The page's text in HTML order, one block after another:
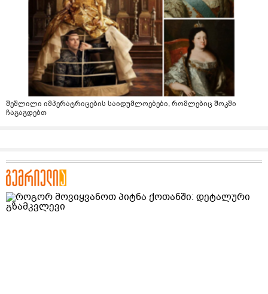
შეშლილი იმპერატრიცების საიდუმლოებები, რომლებიც შოკში
ჩაგაგდებთ